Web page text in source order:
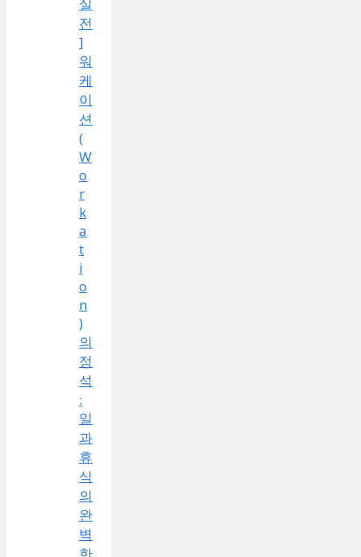
전
]
워
케
이
션
(
W
o
r
k
a
t
i
o
n
)
의
정
석
:
일
과
휴
식
의
완
벽
한